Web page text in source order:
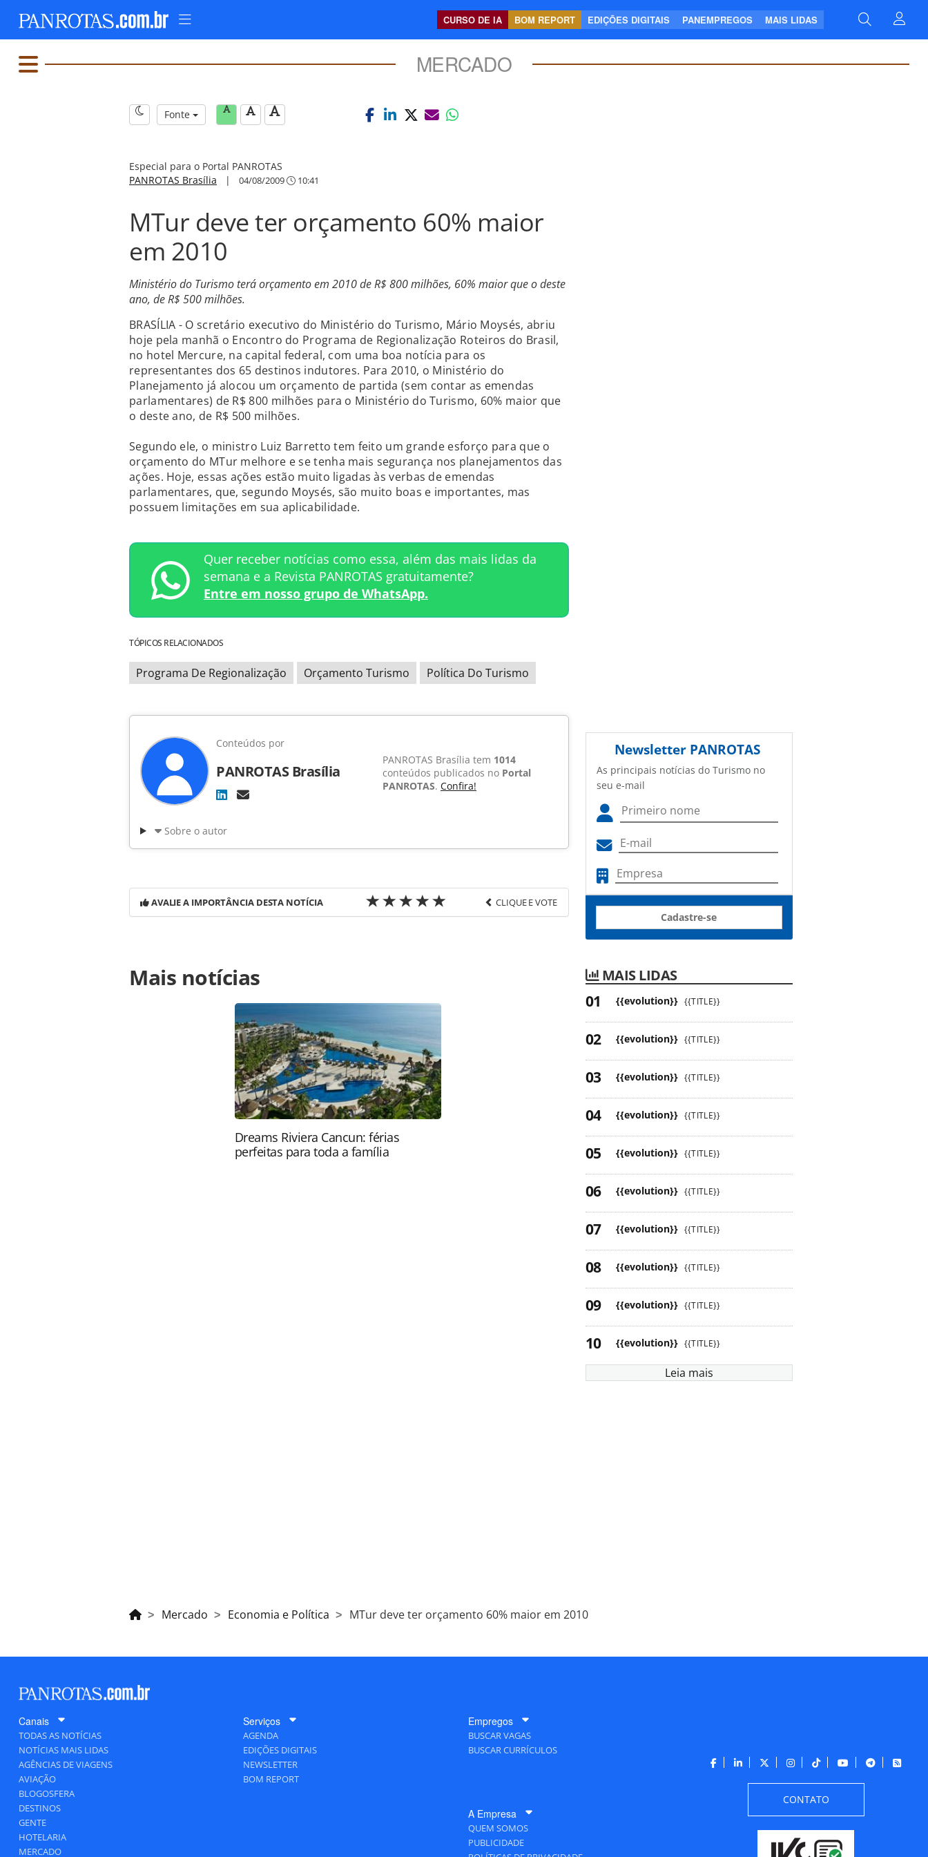
CURSO DE IA BOM REPORT EDIÇÕES DIGITAIS PANEMPREGOS MAIS LIDAS
MERCADO
Fonte
Especial para o Portal PANROTAS
PANROTAS Brasília | 04/08/2009 10:41
MTur deve ter orçamento 60% maior
em 2010
Ministério do Turismo terá orçamento em 2010 de R$ 800 milhões, 60% maior que o deste
ano, de R$ 500 milhões.
BRASÍLIA - O scretário executivo do Ministério do Turismo, Mário Moysés, abriu
hoje pela manhã o Encontro do Programa de Regionalização Roteiros do Brasil,
no hotel Mercure, na capital federal, com uma boa notícia para os
representantes dos 65 destinos indutores. Para 2010, o Ministério do
Planejamento já alocou um orçamento de partida (sem contar as emendas
parlamentares) de R$ 800 milhões para o Ministério do Turismo, 60% maior que
o deste ano, de R$ 500 milhões.
Segundo ele, o ministro Luiz Barretto tem feito um grande esforço para que o
orçamento do MTur melhore e se tenha mais segurança nos planejamentos das
ações. Hoje, essas ações estão muito ligadas às verbas de emendas
parlamentares, que, segundo Moysés, são muito boas e importantes, mas
possuem limitações em sua aplicabilidade.
Quer receber notícias como essa, além das mais lidas da
semana e a Revista PANROTAS gratuitamente?
Entre em nosso grupo de WhatsApp.
TÓPICOS RELACIONADOS
Programa De Regionalização Orçamento Turismo Política Do Turismo
Conteúdos por
PANROTAS Brasília
PANROTAS Brasília tem 1014
conteúdos publicados no Portal
PANROTAS. Confira!
Sobre o autor
AVALIE A IMPORTÂNCIA DESTA NOTÍCIA CLIQUE E VOTE
https://www.panrotas.com.br/noticia-turismo/politica/2009/08/mtur-deve-ter-
orcamento-60-maior-em-2010_49754.html ou as ferramentas oferecidas na página.
Todo o conteúdo produzido pela PANROTAS Editora é protegido pela legislação
brasileira sobre direito autoral. Não reproduza o conteúdo sem autorização da
PANROTAS Editora (copyright@panrotas.com.br).
Mais notícias
Dreams Riviera Cancun: férias
perfeitas para toda a família
Newsletter PANROTAS
As principais notícias do Turismo no
seu e-mail
Cadastre-se
MAIS LIDAS
{{evolution}} {{TITLE}}
{{evolution}} {{TITLE}}
{{evolution}} {{TITLE}}
{{evolution}} {{TITLE}}
{{evolution}} {{TITLE}}
{{evolution}} {{TITLE}}
{{evolution}} {{TITLE}}
{{evolution}} {{TITLE}}
{{evolution}} {{TITLE}}
{{evolution}} {{TITLE}}
Leia mais
Mercado Economia e Política MTur deve ter orçamento 60% maior em 2010
Canais
TODAS AS NOTÍCIAS
NOTÍCIAS MAIS LIDAS
AGÊNCIAS DE VIAGENS
AVIAÇÃO
BLOGOSFERA
DESTINOS
GENTE
HOTELARIA
MERCADO
Serviços
AGENDA
EDIÇÕES DIGITAIS
NEWSLETTER
BOM REPORT
Empregos
BUSCAR VAGAS
BUSCAR CURRÍCULOS
A Empresa
QUEM SOMOS
PUBLICIDADE
CONTATO